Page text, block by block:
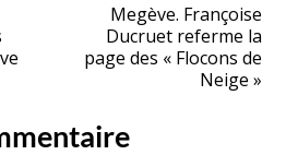
Megève. Françoise
Ducruet referme la
page des « Flocons de
Neige »